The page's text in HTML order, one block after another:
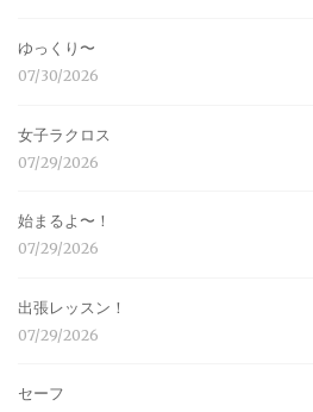
ゆっくり〜
07/30/2026
女子ラクロス
07/29/2026
始まるよ〜！
07/29/2026
出張レッスン！
07/29/2026
セーフ